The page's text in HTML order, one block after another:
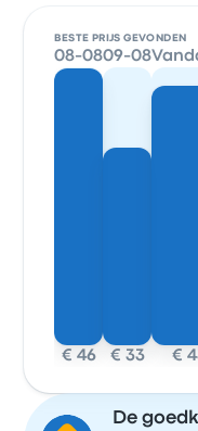
BESTE PRIJS GEVONDEN
08-08
€ 46
09-08
€ 33 €
De